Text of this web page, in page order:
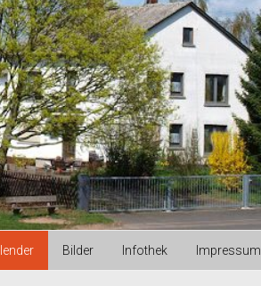
Bilder Infothek Impressum